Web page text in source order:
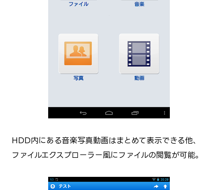
HDD内にある音楽写真動画はまとめて表示できる他、
ファイルエクスプローラー風にファイルの閲覧が可能。